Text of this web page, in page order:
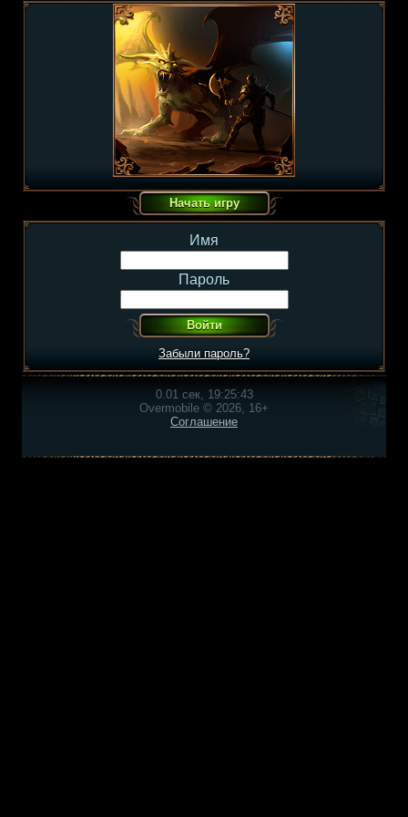
Имя
Пароль
Забыли пароль?
0.01 сек, 19:25:43
Overmobile © 2026, 16+
Соглашение